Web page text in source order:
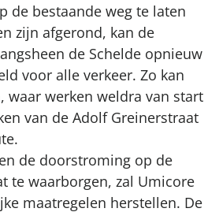
de bestaande weg te laten
zijn afgerond, kan de
de Schelde opnieuw
voor alle verkeer. Zo kan
waar werken weldra van start
van de Adolf Greinerstraat
de doorstroming op de
te waarborgen, zal Umicore
maatregelen herstellen. De